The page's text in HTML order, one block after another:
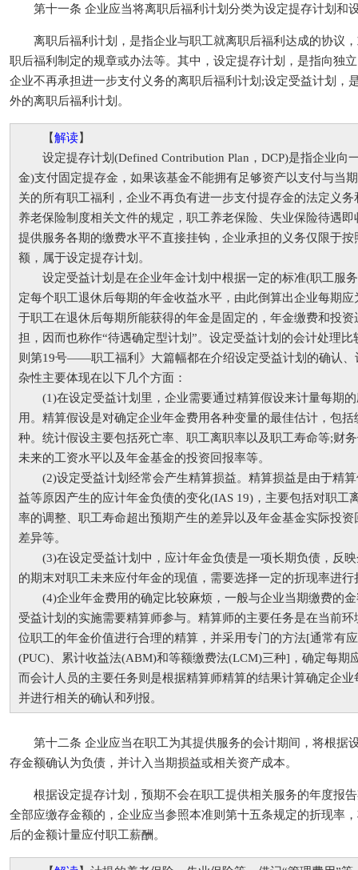
第十一条 企业应当将离职后福利计划分类为设定提存计划和
离职后福利计划，是指企业与职工就离职后福利达成的协议，
职后福利制定的规章或办法等。其中，设定提存计划，是指向独
企业不再承担进一步支付义务的离职后福利计划;设定受益计划，
外的离职后福利计划。
【解读】
设定提存计划(Defined Contribution Plan，DCP)是指企业向
金)支付固定提存金，如果该基金不能拥有足够资产以支付与当
关的所有职工福利，企业不再负有进一步支付提存金的法定义
养老保险制度相关文件的规定，职工养老保险、失业保险待遇
提供服务各期的缴费水平不直接挂钩，企业承担的义务仅限于
额，属于设定提存计划。
设定受益计划是在企业年金计划中根据一定的标准(职工服
定每个职工退休后每期的年金收益水平，由此倒算出企业每期
于职工在退休后每期所能获得的年金是固定的，年金缴费和投
担，因而也称作“待遇确定型计划”。设定受益计划的会计处理
则第19号——职工福利》大篇幅都在介绍设定受益计划的确认、
杂性主要体现在以下几个方面：
(1)在设定受益计划里，企业需要通过精算假设来计量每期的
用。精算假设是对确定企业年金费用各种变量的最佳估计，包
种。统计假设主要包括死亡率、职工离职率以及职工寿命等;财
未来的工资水平以及年金基金的投资回报率等。
(2)设定受益计划经常会产生精算损益。精算损益是由于精算
益等原因产生的应计年金负债的变化(IAS 19)，主要包括对职工
率的调整、职工寿命超出预期产生的差异以及年金基金实际投
差异等。
(3)在设定受益计划中，应计年金负债是一项长期负债，反映
的期末对职工未来应付年金的现值，需要选择一定的折现率进行
(4)企业年金费用的确定比较麻烦，一般与企业当期缴费的金
受益计划的实施需要精算师参与。精算师的主要任务是在当前
位职工的年金价值进行合理的精算，并采用专门的方法[通常有
(PUC)、累计收益法(ABM)和等额缴费法(LCM)三种]，确定每期
而会计人员的主要任务则是根据精算师精算的结果计算确定企
并进行相关的确认和列报。
第十二条 企业应当在职工为其提供服务的会计期间，将根据
存金额确认为负债，并计入当期损益或相关资产成本。
根据设定提存计划，预期不会在职工提供相关服务的年度报告
全部应缴存金额的，企业应当参照本准则第十五条规定的折现率
后的金额计量应付职工薪酬。